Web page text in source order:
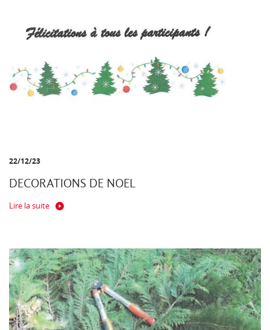
22/12/23
DECORATIONS DE NOEL
Lire la suite